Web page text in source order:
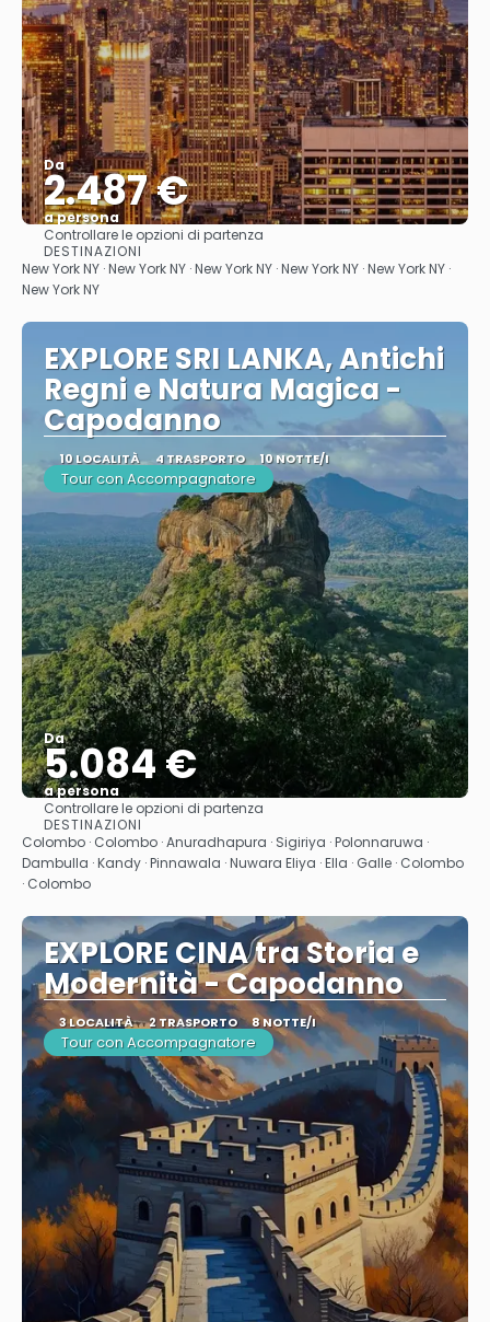
Da
2.487 €
a persona
Vedere
Controllare le opzioni di partenza
DESTINAZIONI
New York NY · New York NY · New York NY · New York NY · New York NY ·
New York NY
EXPLORE SRI LANKA, Antichi
Regni e Natura Magica -
Capodanno
10 LOCALITÀ 4 TRASPORTO 10 NOTTE/I
Tour con Accompagnatore
Da
5.084 €
a persona
Vedere
Controllare le opzioni di partenza
DESTINAZIONI
Colombo · Colombo · Anuradhapura · Sigiriya · Polonnaruwa ·
Dambulla · Kandy · Pinnawala · Nuwara Eliya · Ella · Galle · Colombo
· Colombo
EXPLORE CINA tra Storia e
Modernità - Capodanno
3 LOCALITÀ 2 TRASPORTO 8 NOTTE/I
Tour con Accompagnatore